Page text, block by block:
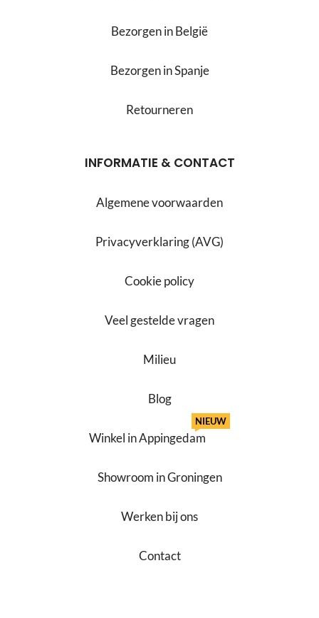
Bezorgen in België
Bezorgen in Spanje
Retourneren
INFORMATIE & CONTACT
Algemene voorwaarden
Privacyverklaring (AVG)
Cookie policy
Veel gestelde vragen
Milieu
Blog
Winkel in Appingedam
NIEUW
Showroom in Groningen
Werken bij ons
Contact